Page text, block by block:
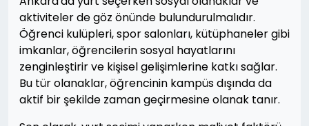
aktiviteler de göz önünde bulundurulmalıdır.
Öğrenci kulüpleri, spor salonları, kütüphaneler gibi
imkanlar, öğrencilerin sosyal hayatlarını
zenginleştirir ve kişisel gelişimlerine katkı sağlar.
Bu tür olanaklar, öğrencinin kampüs dışında da
aktif bir şekilde zaman geçirmesine olanak tanır.